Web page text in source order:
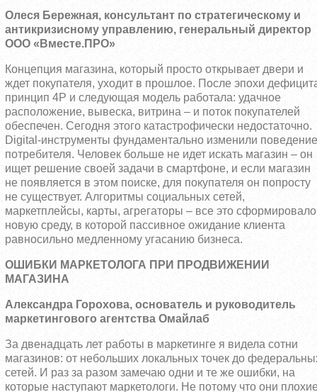
Олеся Бережная, консультант по стратегическому и
антикризисному управлению, генеральный директор
ООО «Вместе.ПРО»
Концепция магазина, который просто открывает двери и
ждет покупателя, уходит в прошлое. После эпохи
принцип 4Р и следующая модель работала: удачное
расположение, вывеска, витрина – и поток покупателей
обеспечен. Сегодня этого катастрофически недостаточно.
Digital-инструменты фундаментально изменили поведение
потребителя. Человек больше не идет искать магазин – он
ищет решение своей задачи в смартфоне, и если магазин
не появляется в этом поиске, для покупателя он попросту
не существует. Алгоритмы социальных сетей,
маркетплейсы, карты, агрегаторы – все это сформировало
новую среду, в которой пассивное ожидание клиента
равносильно медленному угасанию бизнеса.
ОШИБКИ МАРКЕТОЛОГА ПРИ ПРОДВИЖЕНИИ
МАГАЗИНА
Александра Горохова, основатель и руководитель
маркетингового агентства Омайлаб
За двенадцать лет работы в маркетинге я видела сотни
магазинов: от небольших локальных точек до
сетей. И раз за разом замечаю одни и те же ошибки, на
которые наступают маркетологи. Не потому что они